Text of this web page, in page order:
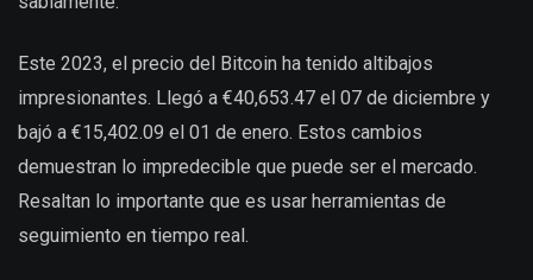
Este 2023, el precio del Bitcoin ha tenido altibajos
impresionantes. Llegó a €40,653.47 el 07 de diciembre y
bajó a €15,402.09 el 01 de enero. Estos cambios
demuestran lo impredecible que puede ser el mercado.
Resaltan lo importante que es usar herramientas de
seguimiento en tiempo real.